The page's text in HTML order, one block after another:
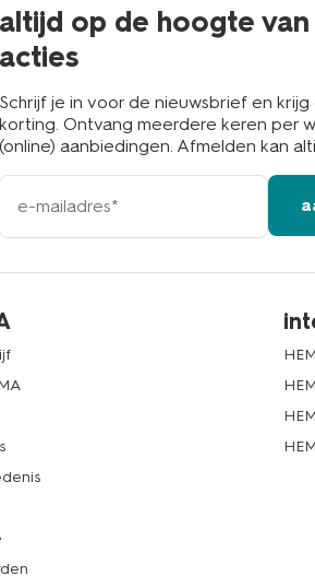
altijd op de hoogte
acties
Schrijf je in voor de nieuwsbrief en krijg
korting. Ontvang meerdere keren per
(online) aanbiedingen. Afmelden kan
e-
mailadres